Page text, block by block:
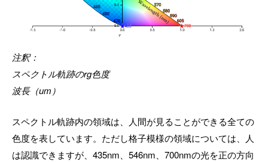
注釈：
スペクトル軌跡のrg色度
波長（um）
スペクトル軌跡内の領域は、人間が見ることができる全ての
色度を表しています。ただし格子模様の領域については、人
は認識できますが、435nm、546nm、700nmの光を正の方向